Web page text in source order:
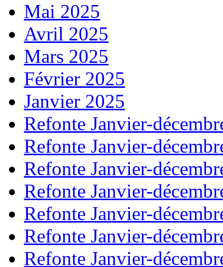
Mai 2025
Avril 2025
Mars 2025
Février 2025
Janvier 2025
Refonte Janvier-
Refonte Janvier-
Refonte Janvier-
Refonte Janvier-
Refonte Janvier-
Refonte Janvier-
Refonte Janvier-